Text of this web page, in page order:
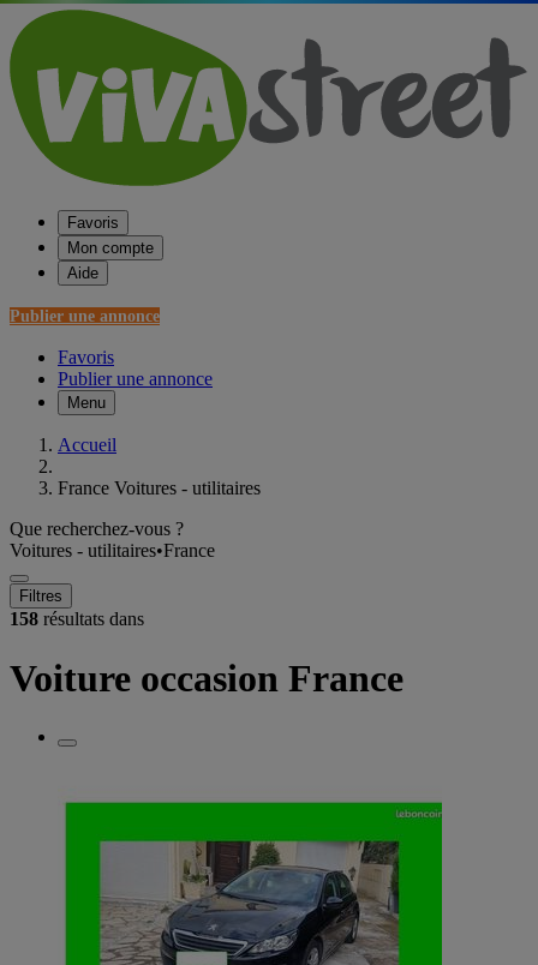
Favoris
Mon compte
Aide
Publier une annonce
Favoris
Publier une annonce
Menu
Accueil
France Voitures - utilitaires
Que recherchez-vous ?
Voitures - utilitaires•France
Filtres
158 résultats dans
Voiture occasion France